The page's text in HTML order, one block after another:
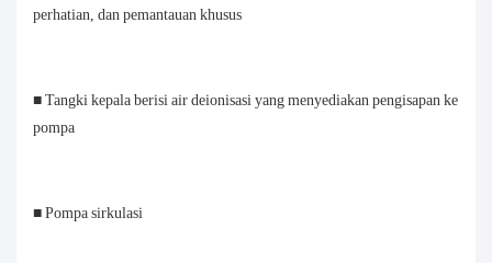
perhatian, dan pemantauan khusus
■ Tangki kepala berisi air deionisasi yang menyediakan pengisapan ke
pompa
■ Pompa sirkulasi